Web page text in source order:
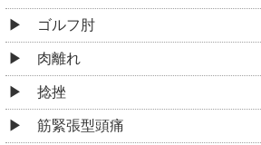
ゴルフ肘
肉離れ
捻挫
筋緊張型頭痛